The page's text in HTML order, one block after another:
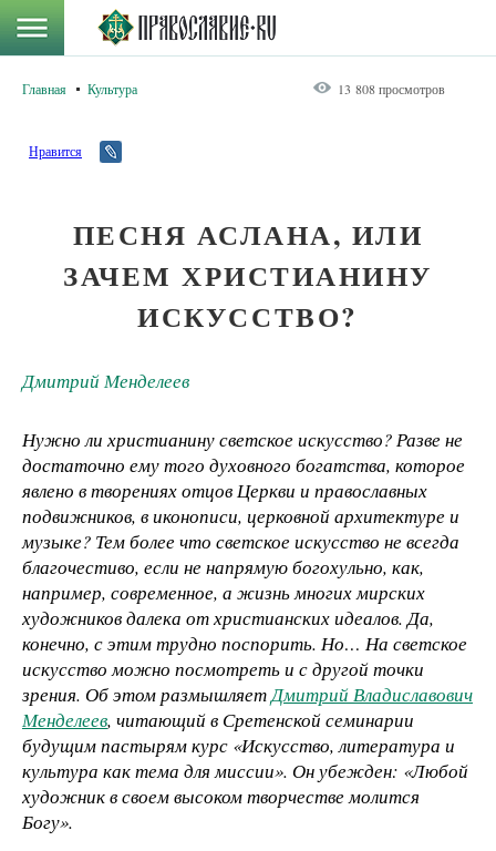
Главная Культура 13 808 просмотров
Нравится
ПЕСНЯ АСЛАНА, ИЛИ
ЗАЧЕМ ХРИСТИАНИНУ
ИСКУССТВО?
Дмитрий Менделеев
Нужно ли христианину светское искусство? Разве не
достаточно ему того духовного богатства, которое
явлено в творениях отцов Церкви и православных
подвижников, в иконописи, церковной архитектуре и
музыке? Тем более что светское искусство не всегда
благочестиво, если не напрямую богохульно, как,
например, современное, а жизнь многих мирских
художников далека от христианских идеалов. Да,
конечно, с этим трудно поспорить. Но… На светское
искусство можно посмотреть и с другой точки
зрения. Об этом размышляетДмитрий Владиславович
Менделеев, читающий в Сретенской семинарии
будущим пастырям курс «Искусство, литература и
культура как тема для миссии». Он убежден: «Любой
художник в своем высоком творчестве молится
Богу».